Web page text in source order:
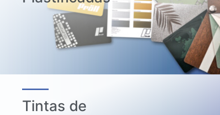
Tintas de
Serigrafía